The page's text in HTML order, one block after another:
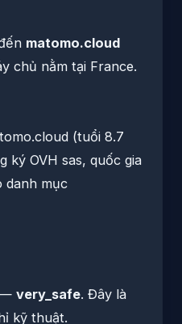
matomo.cloud
chủ nằm tại France.
(tuổi 8.7
ký OVH sas, quốc gia
danh mục
very_safe. Đây là
kỹ thuật.